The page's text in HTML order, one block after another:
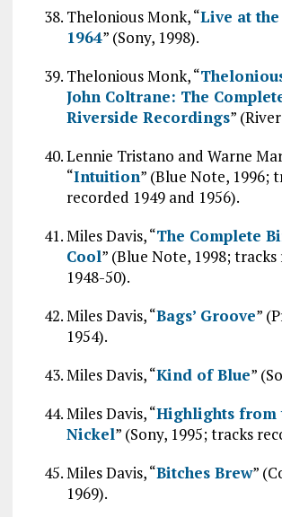
Thelonious Monk, “Live at
1964” (Sony, 1998).
Thelonious Monk, “
John Coltrane: The
Riverside Recordings”
Lennie Tristano and Warne
“Intuition” (Blue Note, 1996;
recorded 1949 and 1956).
Miles Davis, “The Complete
Cool” (Blue Note, 1998;
1948-50).
Miles Davis, “Bags’ Groove”
1954).
Miles Davis, “Kind of Blue”
Miles Davis, “Highlights from
Nickel” (Sony, 1995; tracks
Miles Davis, “Bitches Brew”
1969).